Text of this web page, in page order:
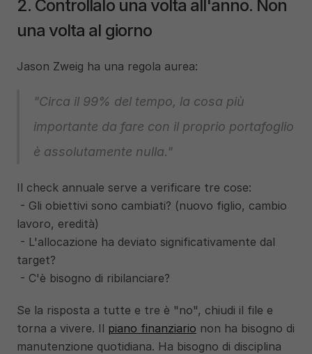
2. Controllalo una volta all'anno. Non
una volta al giorno
Jason Zweig ha una regola aurea:
"Circa il 99% del tempo, la cosa più
importante da fare con il proprio portafoglio
è assolutamente nulla."
Il check annuale serve a verificare tre cose:
lavoro, eredità)
target?
- C'è bisogno di ribilanciare?
Se la risposta a tutte e tre è "no", chiudi il file e
torna a vivere. Il piano finanziario non ha bisogno di
manutenzione quotidiana. Ha bisogno di disciplina